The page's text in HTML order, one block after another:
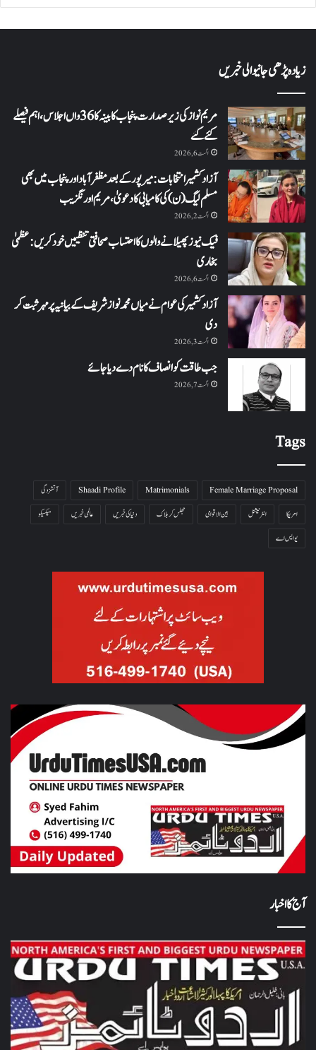
زیادہ پڑھی جانیوالی خبریں
مریم نواز کی زیر صدارت پنجاب کابینہ کا 36واں اجلاس،اہم فیصلے
کئے گئے
اگست 6, 2026
آزاد کشمیر انتخابات: میرپور کے بعد مظفرآباد اور پنجاب میں بھی
مسلم لیگ (ن) کی کامیابی کا دعویٰ، مریم اورنگزیب
اگست 2, 2026
فیک نیوز پھیلانے والوں کا احتساب صحافتی تنظیمیں خود کریں: عظمیٰ
بخاری
اگست 6, 2026
آزاد کشمیر کی عوام نے میاں محمد نواز شریف کے بیانیہ پر مہر ثبت کر
دی
اگست 3, 2026
جب طاقت کو انصاف کا نام دے دیا جائے
اگست 7, 2026
Tags
Female Marriage Proposal
Matrimonials
Shaadi Profile
آتشزدگی
امریکا
انٹرنیشنل بین الاقوامی جھلس کر ہلاک دنیا کی خبریں عالمی خبریں
میکسیکو
یو ایس اے
آج کا اخبار